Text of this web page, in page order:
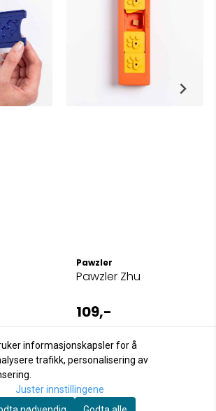
Pawzler
Pawzler Zhu
109,-
informasjonskapsler for å
trafikk, personalisering av
Juster innstillingene